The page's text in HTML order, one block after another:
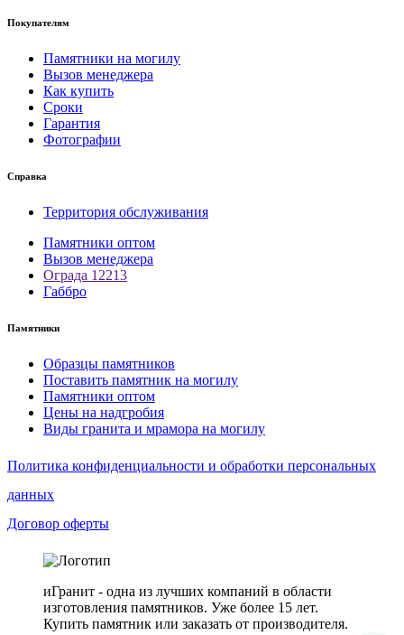
Покупателям
Памятники на могилу
Вызов менеджера
Как купить
Сроки
Гарантия
Фотографии
Справка
Территория обслуживания
Памятники оптом
Вызов менеджера
Ограда 12213
Габбро
Памятники
Образцы памятников
Поставить памятник на могилу
Памятники оптом
Цены на надгробия
Виды гранита и мрамора на могилу
Политика конфиденциальности и обработки персональных
данных
Договор оферты
иГранит - одна из лучших компаний в области
изготовления памятников. Уже более 15 лет.
Купить памятник или заказать от производителя.